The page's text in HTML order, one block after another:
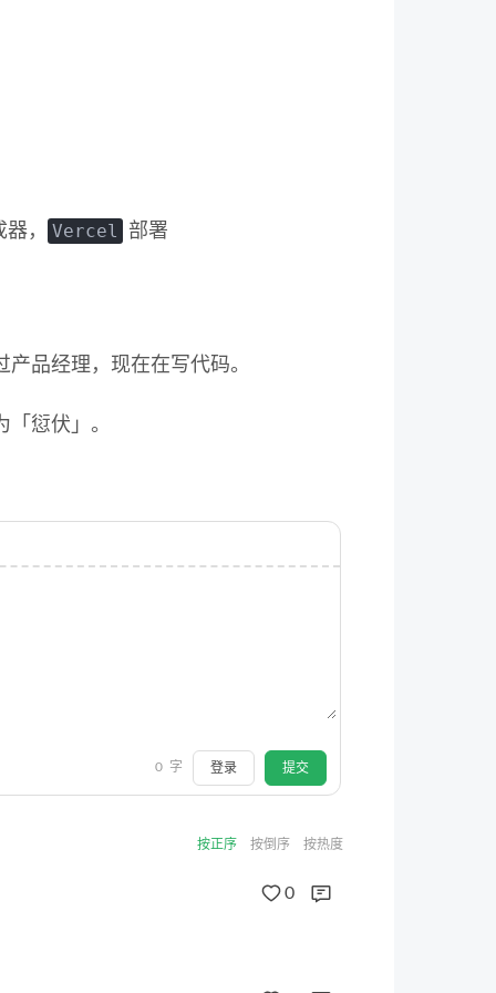
， Vercel 部署
品经理，现在在写代码。
愆伏」。
0 字 登录 提交
按正序 按倒序 按热度
0